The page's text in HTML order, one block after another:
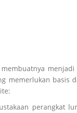
memerlukan basis
perangkat